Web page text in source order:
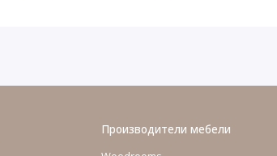
Производители мебели